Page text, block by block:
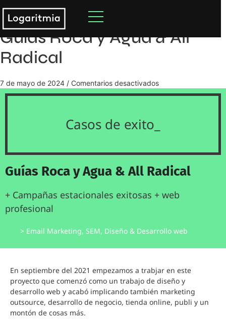
Guías Roca y Agua & All
Radical
7 de mayo de 2024 / Comentarios desactivados
Guías Roca y Agua & All Radical
+ Campañas estacionales exitosas + web
profesional
> Email Marketing, SEM, Diseño & Desarrollo web
Casos de exito_
En septiembre del 2021 empezamos a trabjar en este
proyecto que comenzó como un trabajo de diseño y
desarrollo web y acabó implicando también marketing
outsource, desarrollo de negocio, tienda online, publi y un
montón de cosas más.